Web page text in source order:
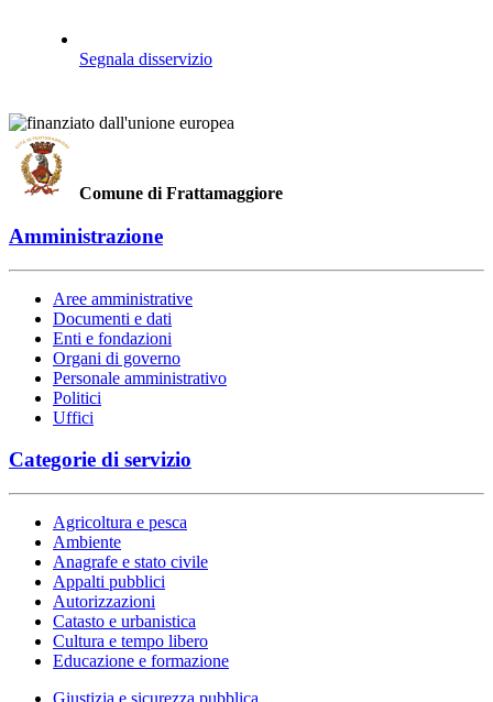
Segnala disservizio
Comune di Frattamaggiore
Amministrazione
Aree amministrative
Documenti e dati
Enti e fondazioni
Organi di governo
Personale amministrativo
Politici
Uffici
Categorie di servizio
Agricoltura e pesca
Ambiente
Anagrafe e stato civile
Appalti pubblici
Autorizzazioni
Catasto e urbanistica
Cultura e tempo libero
Educazione e formazione